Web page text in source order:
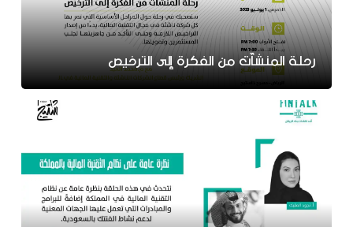
رحلة المنشآت من الفكرة إلى الترخيص